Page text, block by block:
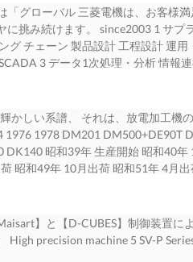
5610 TEL（: 022）216-4551
メカトロソリューションセンター
金沢市広岡3-1-1（金沢パークビ
2-12-1 （ニッセイ広島ビル） （
電機東日本 三菱電機西日本 放電製
リューションセンター 〒461-8670
南区沼影1-18-6 尼崎市長洲西通1-
8656 CAD/CAM製品の詳細技術
ウエア株式会社 〒461-8670 名古屋
6051 三菱電機メカトロニクスエ
うぞ 東北サービスセンター 福島サ
関東サービスセンター 〒983-0035
宮城野区 福島県郡山市菜根5丁目3
市南町田4-15-1 日の出町1-2-6 HD
「グローバル 三菱電機は、お客様
挑み続けます。 since2003 1 サプ
チェーン 製品設計 工程設計 運用
3 データ1次処理・分析 情報
品群 生産性向上 品質向上 省エネ 安
世界でも有数の総合電機 がら、コ
カ、三菱電機。重電システム、産
ップを次々に拡充しています。 三
す。 ステム、電子デバイス、家庭
Platformというように、製造現場を
良いものを 重電システム 10 目指し
、原子力機器、電動機、変圧器、
テム事業は、日本、中国、アジア
かしい系譜、 それは、放電加工機
1976 1978 DM201 DM500+DE90T
昭和39年 生産開始 昭和40年
昭和49年 10月出荷 昭和51年 4月
DK360NC M30 M35C2 M55
和55年 5月出荷 昭和57年 1月出荷
12月出荷 昭和61年 5月出荷 昭和
】と【D-CUBES】制御装置に
High precision machine 5 SV-P